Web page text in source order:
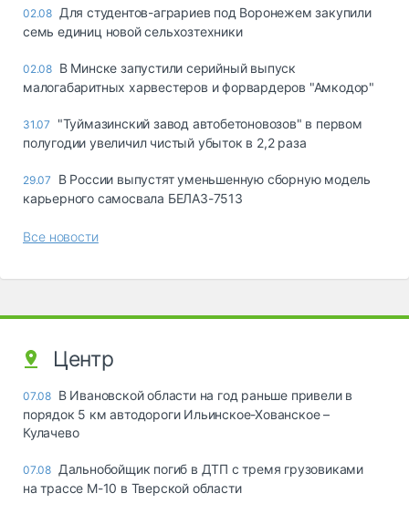
02.08 Для студентов-аграриев под Воронежем закупили
семь единиц новой сельхозтехники
02.08 В Минске запустили серийный выпуск
малогабаритных харвестеров и форвардеров "Амкодор"
31.07
"Туймазинский завод автобетоновозов" в первом
полугодии увеличил чистый убыток в 2,2 раза
29.07
В России выпустят уменьшенную сборную модель
карьерного самосвала БЕЛАЗ-7513
Все новости
Центр
07.08 В Ивановской области на год раньше привели в
порядок 5 км автодороги Ильинское-Хованское –
Кулачево
07.08 Дальнобойщик погиб в ДТП с тремя грузовиками
на трассе М-10 в Тверской области